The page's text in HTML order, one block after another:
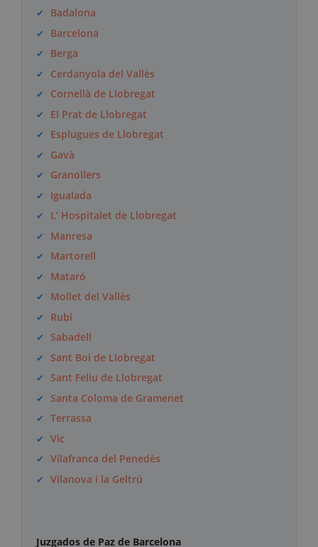
Badalona
Barcelona
Berga
Cerdanyola del Vallès
Cornellà de Llobregat
El Prat de Llobregat
Esplugues de Llobregat
Gavà
Granollers
Igualada
L’ Hospitalet de Llobregat
Manresa
Martorell
Mataró
Mollet del Vallès
Rubí
Sabadell
Sant Boi de Llobregat
Sant Feliu de Llobregat
Santa Coloma de Gramenet
Terrassa
Vic
Vilafranca del Penedès
Vilanova i la Geltrú
Juzgados de Paz de Barcelona